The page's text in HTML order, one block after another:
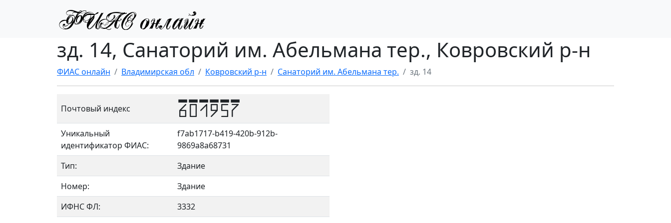
зд. 14, Санаторий им. Абельмана тер., Ковровский р-н
ФИАС онлайн Владимирская обл Ковровский р-н Санаторий им. Абельмана тер. зд. 14
Почтовый индекс 601957
Уникальный
идентификатор ФИАС:
f7ab1717-b419-420b-912b-
9869a8a68731
Тип:
Здание
Номер:
Здание
ИФНС ФЛ:
3332